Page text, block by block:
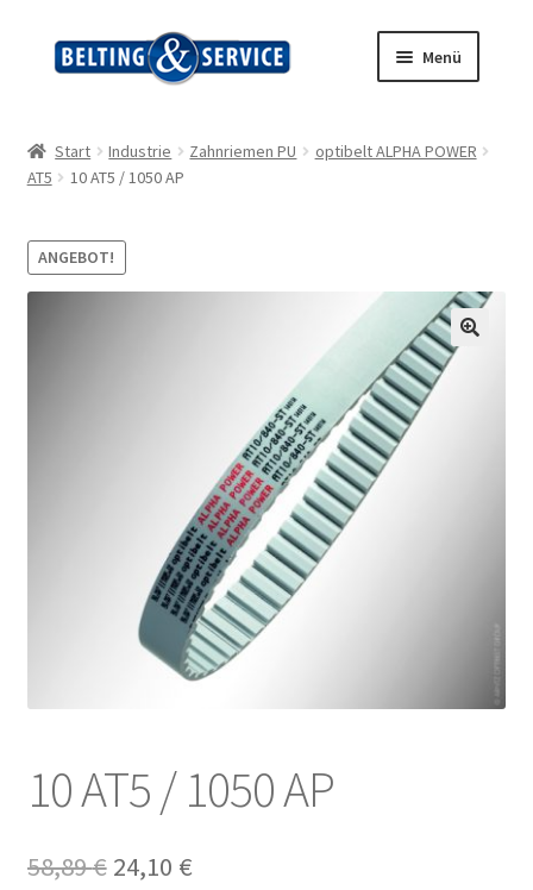
Zur
Navigation
Zum
Inhalt
Menü
AGB
Blog
Kundeninformationen
Mein Konto
Warenkorb
Wiederruf
Start Industrie Zahnriemen PU
optibelt ALPHA POWER
AT5
10 AT5 / 1050 AP
ANGEBOT!
10 AT5 / 1050 AP
58,89€ Ursprünglicher
24,10 €Aktueller